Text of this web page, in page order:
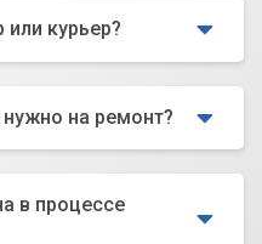
или курьер?
на ремонт?
в процессе